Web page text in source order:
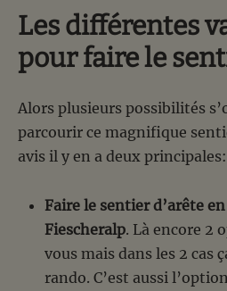
Les différentes
pour faire le
Alors plusieurs possibilités
parcourir ce magnifique
avis il y en a deux principales:
Faire le sentier d’arête
Fiescheralp. Là encore 2
vous mais dans les 2 cas
rando. C’est aussi